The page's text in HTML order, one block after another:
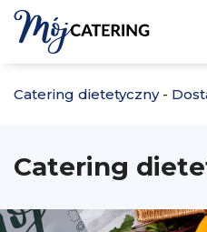
Catering dietetyczny-
Catering